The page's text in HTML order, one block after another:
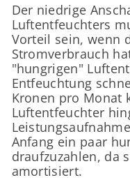
Der niedrige
Luftentfeuchters
Vorteil sein, wenn
Stromverbrauch
"hungrigen"
Entfeuchtung
Kronen pro Monat
Luftentfeuchter
Anfang ein paar
draufzuzahlen, da
amortisiert.